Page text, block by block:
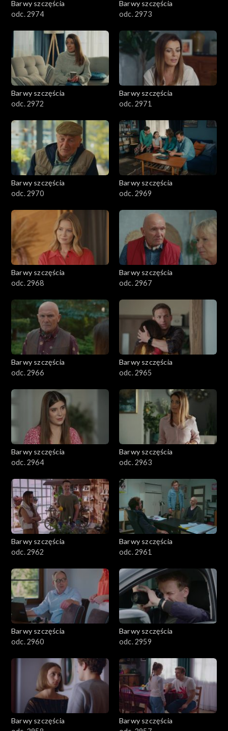
Barwy szczęścia
odc. 2974
Barwy szczęścia
odc. 2973
Barwy szczęścia
odc. 2972
Barwy szczęścia
odc. 2971
Barwy szczęścia
odc. 2970
Barwy szczęścia
odc. 2969
Barwy szczęścia
odc. 2968
Barwy szczęścia
odc. 2967
Barwy szczęścia
odc. 2966
Barwy szczęścia
odc. 2965
Barwy szczęścia
odc. 2964
Barwy szczęścia
odc. 2963
Barwy szczęścia
odc. 2962
Barwy szczęścia
odc. 2961
Barwy szczęścia
odc. 2960
Barwy szczęścia
odc. 2959
Barwy szczęścia
Barwy szczęścia